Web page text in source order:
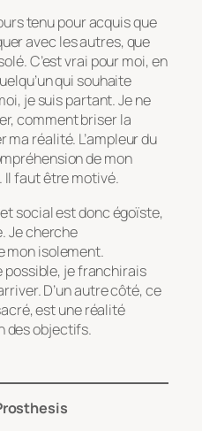
tenu pour acquis que
avec les autres, que
C’est vrai pour moi, en
qui souhaite
je suis partant. Je ne
comment briser la
réalité. L’ampleur du
de mon
faut être motivé.
social est donc égoïste,
Je cherche
mon isolement.
possible, je franchirais
D’un autre côté, ce
est une réalité
des objectifs.